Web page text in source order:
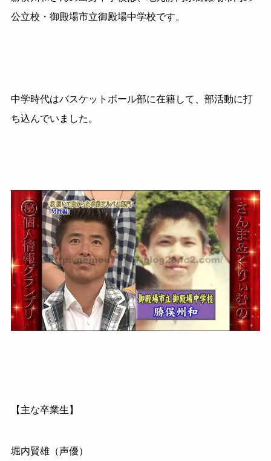
公立校・御殿場市立御殿場中学校です。
中学時代はバスケットボール部に在籍して、部活動に打
ち込んでいました。
【主な卒業生】
堀内賢雄（声優）